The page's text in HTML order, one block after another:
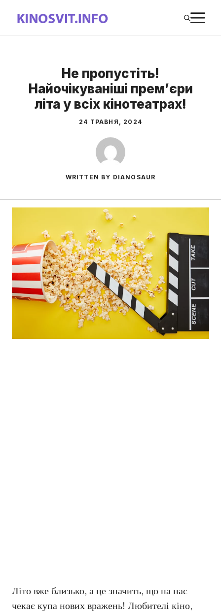
вмісту
Не пропустіть!
Найочікуваніші прем’єри
літа у всіх кінотеатрах!
24 ТРАВНЯ, 2024
WRITTEN BY DIANOSAUR
Літо вже близько, а це значить, що на нас
чекає купа нових вражень! Любителі кіно,